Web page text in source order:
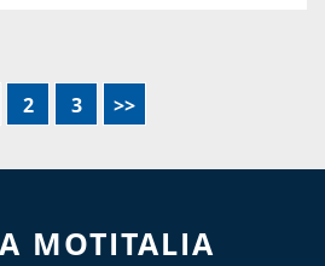
2 3 >>
MOTITALIA